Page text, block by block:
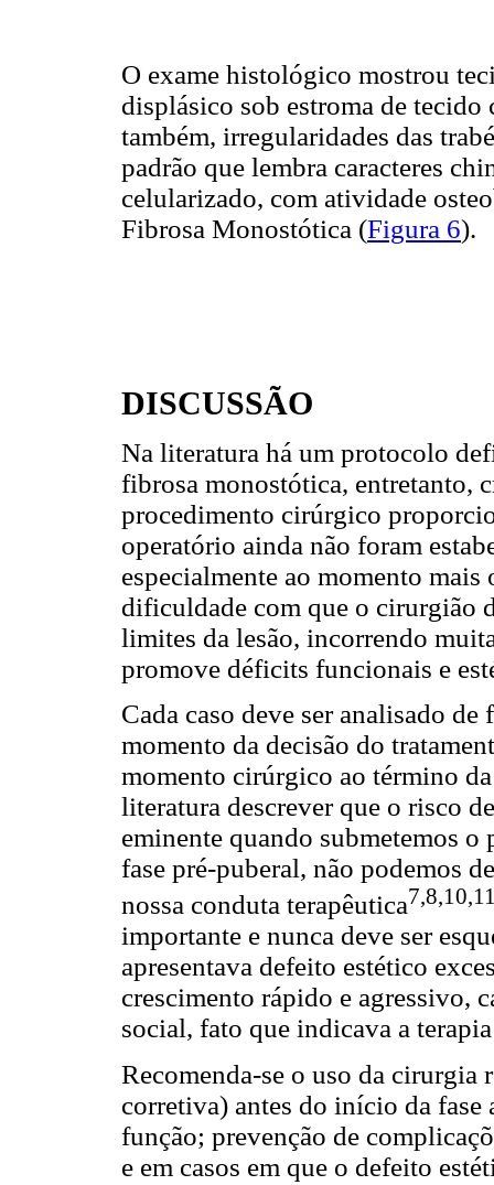
O exame histológico mostrou
displásico sob estroma de
também, irregularidades das
padrão que lembra caracteres
celularizado, com atividade
Fibrosa Monostótica (Figura 6).
DISCUSSÃO
Na literatura há um protocolo
fibrosa monostótica, entretanto,
procedimento cirúrgico
operatório ainda não foram
especialmente ao momento
dificuldade com que o cirurgião
limites da lesão, incorrendo
promove déficits funcionais e
Cada caso deve ser analisado
momento da decisão do
momento cirúrgico ao término
literatura descrever que o risco
eminente quando submetemos
fase pré-puberal, não podemos
nossa conduta terapêutica
importante e nunca deve ser
apresentava defeito estético
crescimento rápido e agressivo,
social, fato que indicava a
Recomenda-se o uso da cirurgia
corretiva) antes do início da fase
função; prevenção de
e em casos em que o defeito